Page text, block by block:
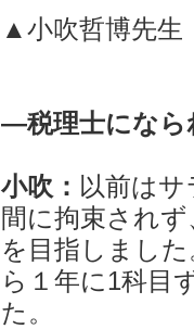
▲小吹哲博先生
―税理士になら
小吹： 以前は
間に拘束され
を目指しまし
ら１年に1科目
た。